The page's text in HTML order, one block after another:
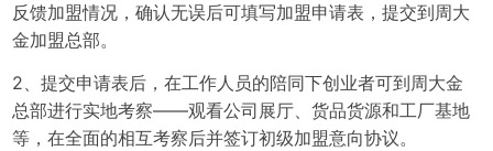
反馈加盟情况，确认无误后可填写加盟申请表，提交到周大
金加盟总部。
2、提交申请表后，在工作人员的陪同下创业者可到周大金
总部进行实地考察——观看公司展厅、货品货源和工厂基地
等，在全面的相互考察后并签订初级加盟意向协议。